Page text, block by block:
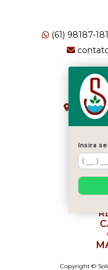
(61) 98187-
CRS
Brasília
Copyright ©
Insira